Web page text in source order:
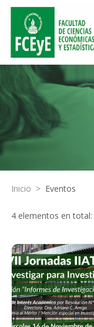
Inicio > Eventos
4 elementos en total: